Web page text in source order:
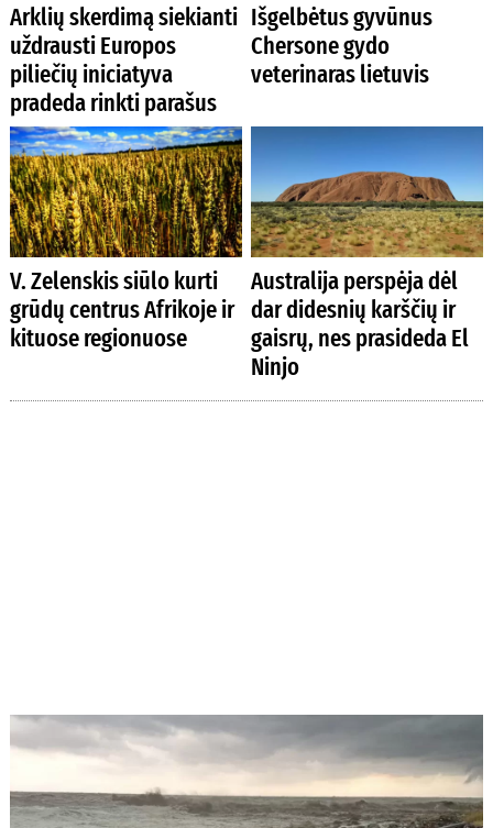
Arklių skerdimą siekianti
uždrausti Europos
piliečių iniciatyva
pradeda rinkti parašus
Išgelbėtus gyvūnus
Chersone gydo
veterinaras lietuvis
V. Zelenskis siūlo kurti
grūdų centrus Afrikoje ir
kituose regionuose
Australija perspėja dėl
dar didesnių karščių ir
gaisrų, nes prasideda El
Ninjo